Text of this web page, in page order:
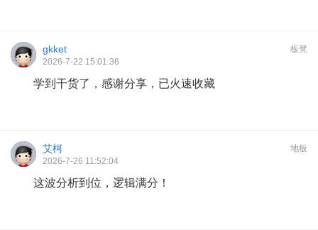
板凳
gkket
2026-7-22 15:01:36
学到干货了，感谢分享，已火速收藏
地板
艾柯
2026-7-26 11:52:04
这波分析到位，逻辑满分！